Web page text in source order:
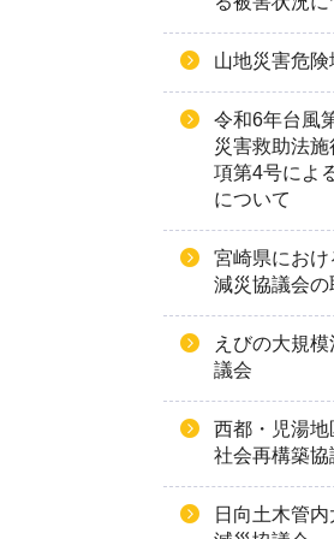
山地災害危
令和6年台風
災害救助法
項第4号によ
について
宮崎県にお
減災協議会の
えびの大規
議会
西都・児湯
社会再構築協
日向土木管